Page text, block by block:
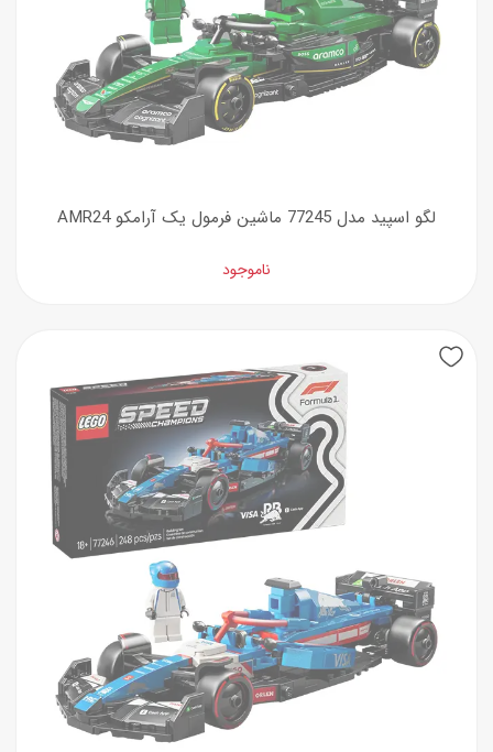
لگو اسپید مدل 77245 ماشین فرمول یک آرامکو AMR24
ناموجود